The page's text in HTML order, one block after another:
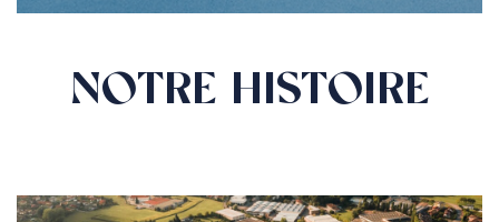
NOTRE HISTOIRE